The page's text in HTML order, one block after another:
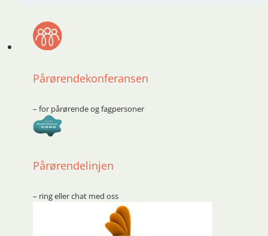
Pårørendekonferansen
– for pårørende og fagpersoner
Pårørendelinjen
– ring eller chat med oss